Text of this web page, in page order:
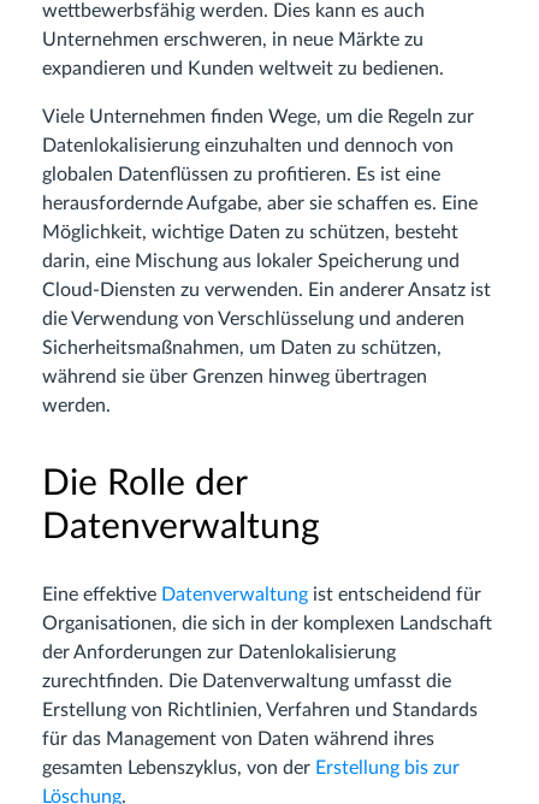
wettbewerbsfähig werden. Dies kann es auch
Unternehmen erschweren, in neue Märkte zu
expandieren und Kunden weltweit zu bedienen.
Viele Unternehmen finden Wege, um die Regeln zur
Datenlokalisierung einzuhalten und dennoch von
globalen Datenflüssen zu profitieren. Es ist eine
herausfordernde Aufgabe, aber sie schaffen es. Eine
Möglichkeit, wichtige Daten zu schützen, besteht
darin, eine Mischung aus lokaler Speicherung und
Cloud-Diensten zu verwenden. Ein anderer Ansatz ist
die Verwendung von Verschlüsselung und anderen
Sicherheitsmaßnahmen, um Daten zu schützen,
während sie über Grenzen hinweg übertragen
werden.
Die Rolle der
Datenverwaltung
Eine effektive Datenverwaltung ist entscheidend für
Organisationen, die sich in der komplexen Landschaft
der Anforderungen zur Datenlokalisierung
zurechtfinden. Die Datenverwaltung umfasst die
Erstellung von Richtlinien, Verfahren und Standards
für das Management von Daten während ihres
gesamten Lebenszyklus, von der Erstellung bis zur
Löschung.